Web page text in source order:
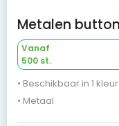
Vanaf
500 st.
• Beschikbaar in 1 kleur
• Metaal